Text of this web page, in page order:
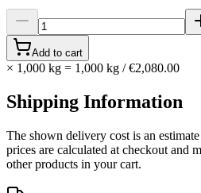
Add to cart
× 1,000 kg = 1,000 kg / €2,080.00
Shipping Information
The shown delivery cost is an
prices are calculated at checkout and
other products in your cart.